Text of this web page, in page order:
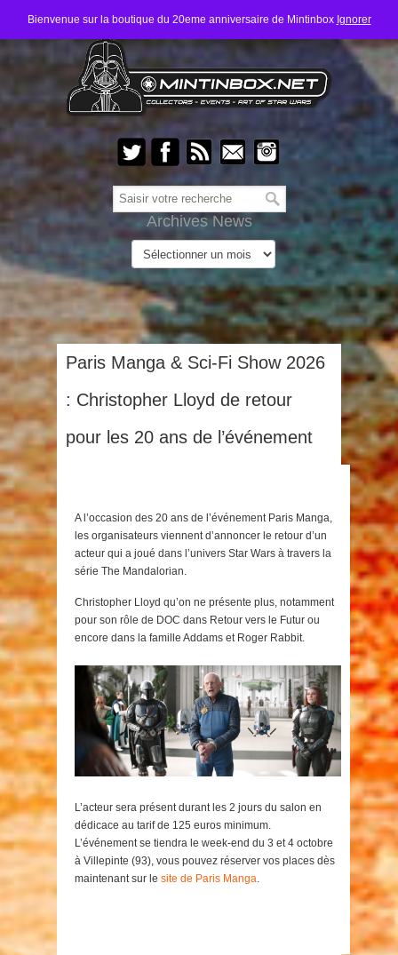
Bienvenue sur la boutique du 20eme anniversaire de Mintinbox Ignorer
Archives News
Paris Manga & Sci-Fi Show 2026
: Christopher Lloyd de retour
pour les 20 ans de l’événement
A l’occasion des 20 ans de l’événement Paris Manga,
les organisateurs viennent d’annoncer le retour d’un
acteur qui a joué dans l’univers Star Wars à travers la
série The Mandalorian.
Christopher Lloyd qu’on ne présente plus, notamment
pour son rôle de DOC dans Retour vers le Futur ou
encore dans la famille Addams et Roger Rabbit.
L’acteur sera présent durant les 2 jours du salon en
dédicace au tarif de 125 euros minimum.
L’événement se tiendra le week-end du 3 et 4 octobre
à Villepinte (93), vous pouvez réserver vos places dès
maintenant sur le site de Paris Manga